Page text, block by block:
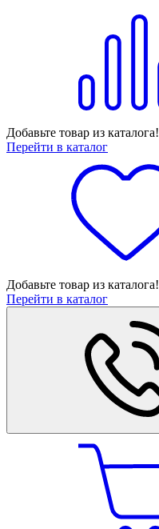
Добавьте товар из каталога!
Перейти в каталог
Добавьте товар из каталога!
Перейти в каталог